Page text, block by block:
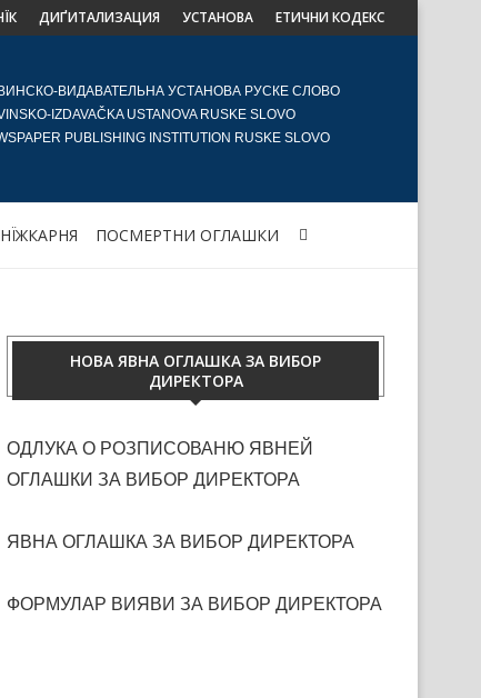
ДИҐИТАЛИЗАЦИЯ УСТАНОВА ЕТИЧНИ КОДЕКС
ВИДАВАТЕЛЬНА УСТАНОВА РУСКЕ СЛОВО
IZDAVAČKA USTANOVA RUSKE SLOVO
PUBLISHING INSTITUTION RUSKE SLOVO
ПОСМЕРТНИ ОГЛАШКИ
НОВА ЯВНА ОГЛАШКА ЗА ВИБОР
ДИРЕКТОРА
ОДЛУКА О РОЗПИСОВАНЮ ЯВНЕЙ
ОГЛАШКИ ЗА ВИБОР ДИРЕКТОРА
ЯВНА ОГЛАШКА ЗА ВИБОР ДИРЕКТОРА
ФОРМУЛАР ВИЯВИ ЗА ВИБОР ДИРЕКТОРА